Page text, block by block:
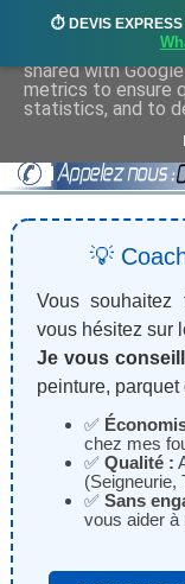
⏱️ DEVIS
💡
Vous souhaitez
vous hésitez sur
Je vous
peinture, parquet
✅
chez mes
✅ Qualité :
(Seigneurie,
✅ Sans
vous aider à
This site uses
and to analyze
shared with
metrics to ensure
statistics, and to